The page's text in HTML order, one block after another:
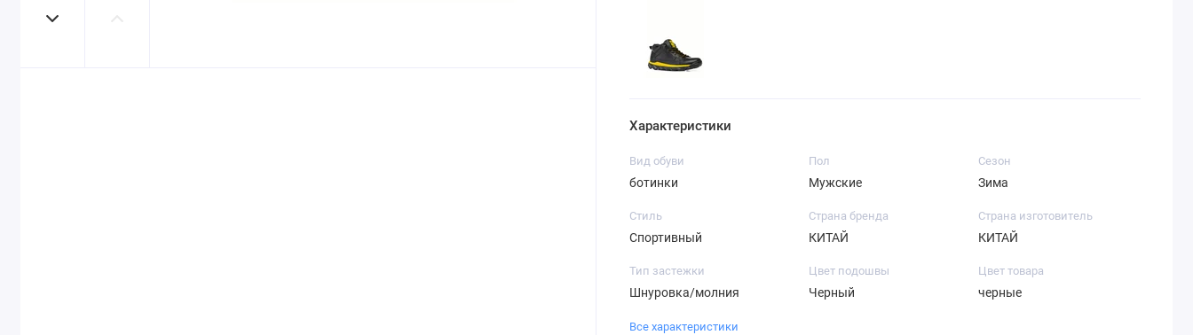
Характеристики
Вид обуви
ботинки
Пол
Мужские
Сезон
Зима
Стиль
Спортивный
Страна бренда
КИТАЙ
Страна изготовитель
КИТАЙ
Тип застежки
Шнуровка/молния
Цвет подошвы
Черный
Цвет товара
черные
Все характеристики